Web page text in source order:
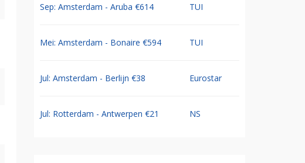
Sep: Amsterdam - Aruba €614 TUI
Mei: Amsterdam - Bonaire €594 TUI
Jul: Amsterdam - Berlijn €38 Eurostar
Jul: Rotterdam - Antwerpen €21 NS